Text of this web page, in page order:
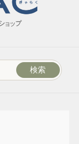
検索